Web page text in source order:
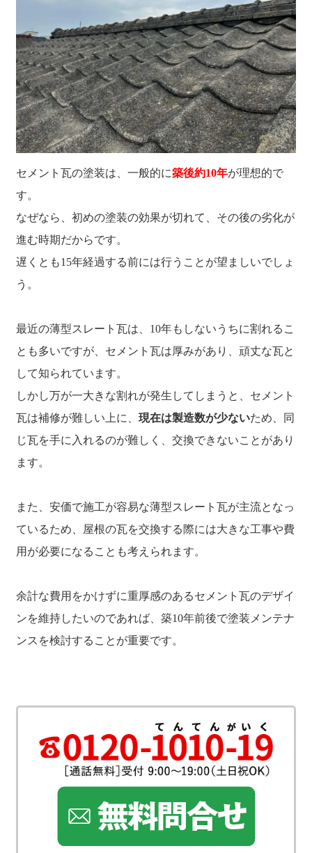
セメント瓦の塗装は、一般的に築後約10年が理想的で
す。
なぜなら、初めの塗装の効果が切れて、その後の劣化が
進む時期だからです。
遅くとも15年経過する前には行うことが望ましいでしょ
う。
最近の薄型スレート瓦は、10年もしないうちに割れるこ
とも多いですが、セメント瓦は厚みがあり、頑丈な瓦と
して知られています。
しかし万が一大きな割れが発生してしまうと、セメント
瓦は補修が難しい上に、 現在は製造数が少ないため、同
じ瓦を手に入れるのが難しく、交換できないことがあり
ます。
また、安価で施工が容易な薄型スレート瓦が主流となっ
ているため、屋根の瓦を交換する際には大きな工事や費
用が必要になることも考えられます。
余計な費用をかけずに重厚感のあるセメント瓦のデザイ
ンを維持したいのであれば、築10年前後で塗装メンテナ
ンスを検討することが重要です。